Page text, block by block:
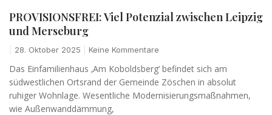
PROVISIONSFREI: Viel Potenzial zwischen Leipzig
und Merseburg
28. Oktober 2025 Keine Kommentare
Das Einfamilienhaus ‚Am Koboldsberg‘ befindet sich am
südwestlichen Ortsrand der Gemeinde Zöschen in absolut
ruhiger Wohnlage. Wesentliche Modernisierungsmaßnahmen,
wie Außenwanddämmung,